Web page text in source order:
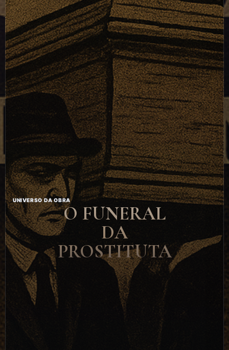
UNIVERSO DA OBRA
O FUNERAL
DA
PROSTITUTA